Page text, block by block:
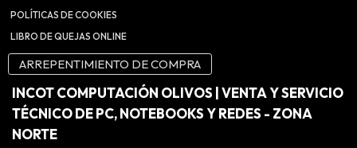
POLÍTICAS DE COOKIES
LIBRO DE QUEJAS ONLINE
ARREPENTIMIENTO DE COMPRA
INCOT COMPUTACIÓN OLIVOS | VENTA Y SERVICIO
TÉCNICO DE PC, NOTEBOOKS Y REDES - ZONA
NORTE